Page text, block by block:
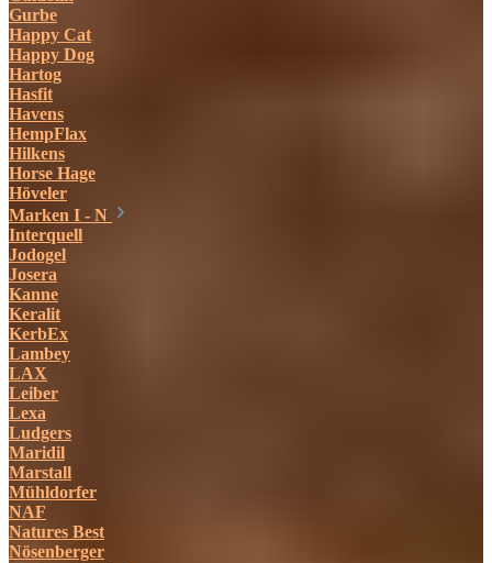
Gurbe
Happy Cat
Happy Dog
Hartog
Hasfit
Havens
HempFlax
Hilkens
Horse Hage
Höveler
Marken I - N
Interquell
Jodogel
Josera
Kanne
Keralit
KerbEx
Lambey
LAX
Leiber
Lexa
Ludgers
Maridil
Marstall
Mühldorfer
NAF
Natures Best
Nösenberger